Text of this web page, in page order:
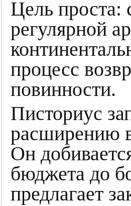
Цель проста:
регулярной
процесс
повинности.
Писториус
расширению
Он
бюджета до
предлагает